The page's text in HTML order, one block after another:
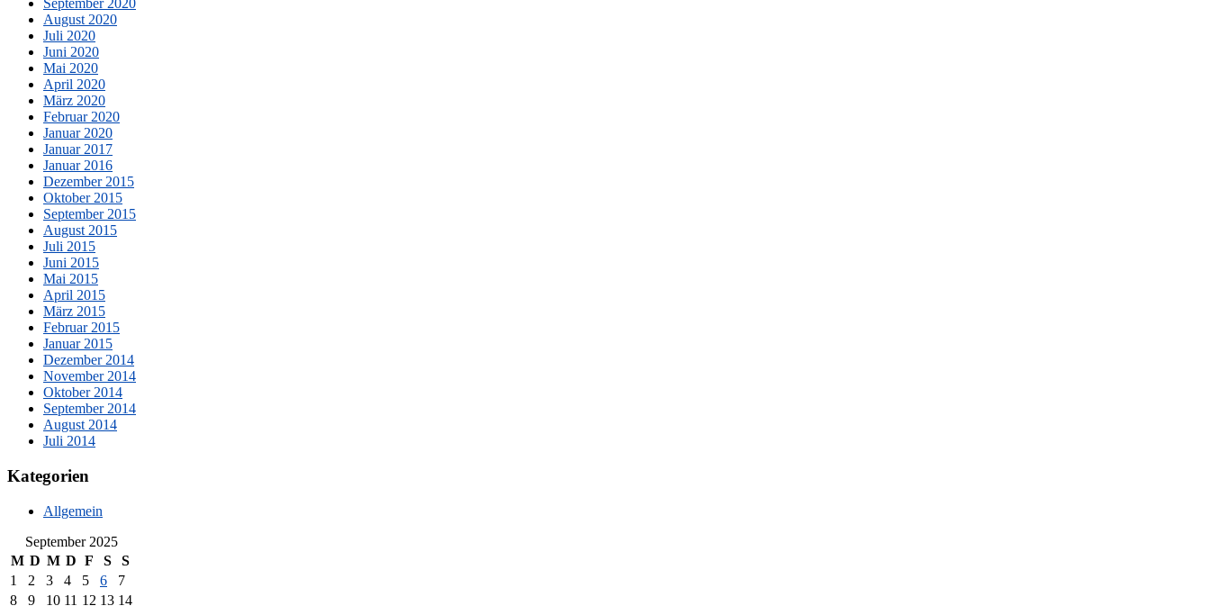
September 2020
August 2020
Juli 2020
Juni 2020
Mai 2020
April 2020
März 2020
Februar 2020
Januar 2020
Januar 2017
Januar 2016
Dezember 2015
Oktober 2015
September 2015
August 2015
Juli 2015
Juni 2015
Mai 2015
April 2015
März 2015
Februar 2015
Januar 2015
Dezember 2014
November 2014
Oktober 2014
September 2014
August 2014
Juli 2014
Kategorien
Allgemein
September 2025
M D M D F S
S
1
2 3 4 5 6
7
8
9 10 11 12 13 14